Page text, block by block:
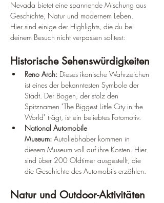
Nevada bietet eine spannende Mischung aus
Geschichte, Natur und modernem Leben.
Hier sind einige der Highlights, die du bei
deinem Besuch nicht verpassen solltest:
Historische Sehenswürdigkeiten
Reno Arch: Dieses ikonische Wahrzeichen
ist eines der bekanntesten Symbole der
Stadt. Der Bogen, der stolz den
Spitznamen "The Biggest Little City in the
World" trägt, ist ein beliebtes Fotomotiv.
National Automobile
Museum: Autoliebhaber kommen in
diesem Museum voll auf ihre Kosten. Hier
sind über 200 Oldtimer ausgestellt, die
die Geschichte des Automobils erzählen.
Natur und Outdoor-Aktivitäten